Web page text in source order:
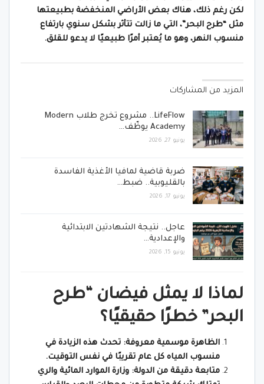
لكن رغم ذلك، هناك بعض الأراضي المنخفضة بطبيعتها
مثل “طرح البحر”، التي ما زالت تتأثر بشكل سنوي بارتفاع
منسوب النهر، وهو ما يُعتبر أمرًا طبيعيًا لا يدعو للقلق.
المزيد من المشاركات
LifeFlow.. مشروع تخرج طلاب Modern
Academy يوظّف…
يونيو 27, 2026
ضربة قاضية لمافيا الأغذية الفاسدة
بالقليوبية.. ضبط…
يونيو 17, 2026
عاجل.. نتيجة الشهادتين الابتدائية
والإعدادية…
يونيو 15, 2026
لماذا لا يمثل فيضان “طرح
البحر” خطرًا حقيقيًا؟
الظاهرة موسمية معروفة: تحدث هذه الزيادة في
منسوب المياه كل عام تقريبًا في نفس التوقيت.
متابعة دقيقة من الدولة: وزارة الموارد المائية والري